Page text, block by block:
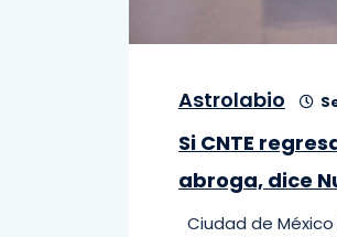
Astrolabio
Si CNTE
abroga, dice
Ciudad de